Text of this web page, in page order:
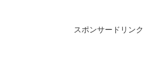
スポンサードリンク